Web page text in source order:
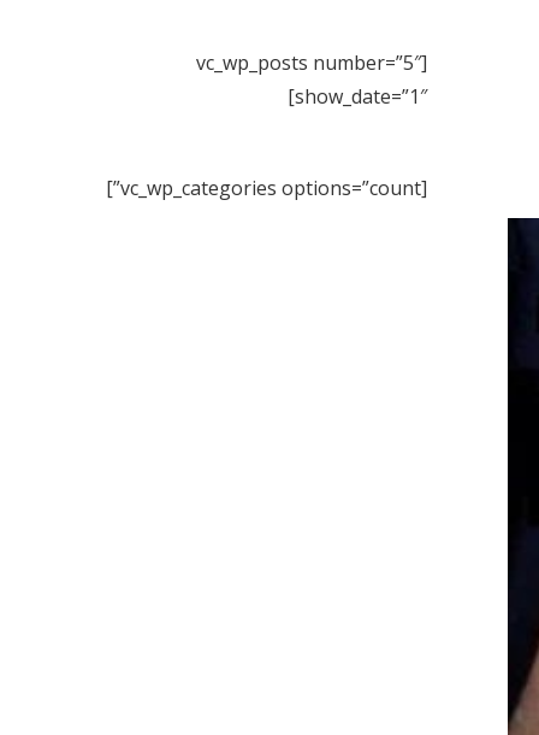
[vc_wp_posts number=”5″
show_date=”1″]
[vc_wp_categories options=”count”]